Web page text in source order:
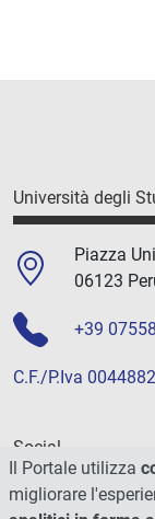
Università degli
Piazza
06123
+39
C.F./P.Iva
Social
Il Portale utilizza
migliorare